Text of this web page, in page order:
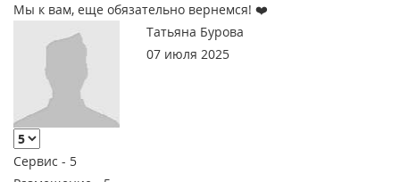
Мы к вам, еще обязательно вернемся! ❤️
Татьяна Бурова
07 июля 2025
Сервис - 5